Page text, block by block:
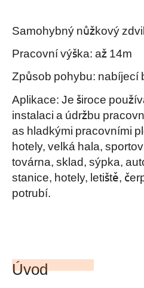
Samohybný nůžkový
Pracovní výška: až 14m
Způsob pohybu: nabíjecí
Aplikace: Je široce
instalaci a údržbu
as hladkými pracovními
hotely, velká hala,
továrna, sklad, sýpka,
stanice, hotely, letiště,
potrubí.
Úvod